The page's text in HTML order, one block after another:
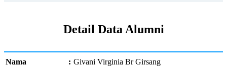
Detail Data Alumni
Nama : Givani Virginia Br Girsang